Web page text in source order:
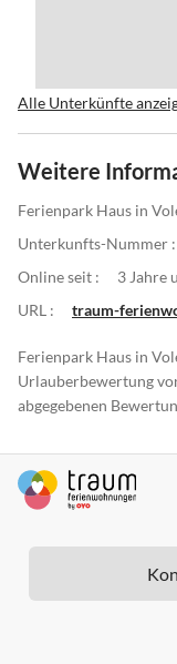
Alle Unterkünfte
Weitere
Ferienpark Haus in
Unterkunfts-Nummer :
Online seit :
3 Jahre
URL :
traum-
Ferienpark Haus in
Urlauberbewertung
abgegebenen